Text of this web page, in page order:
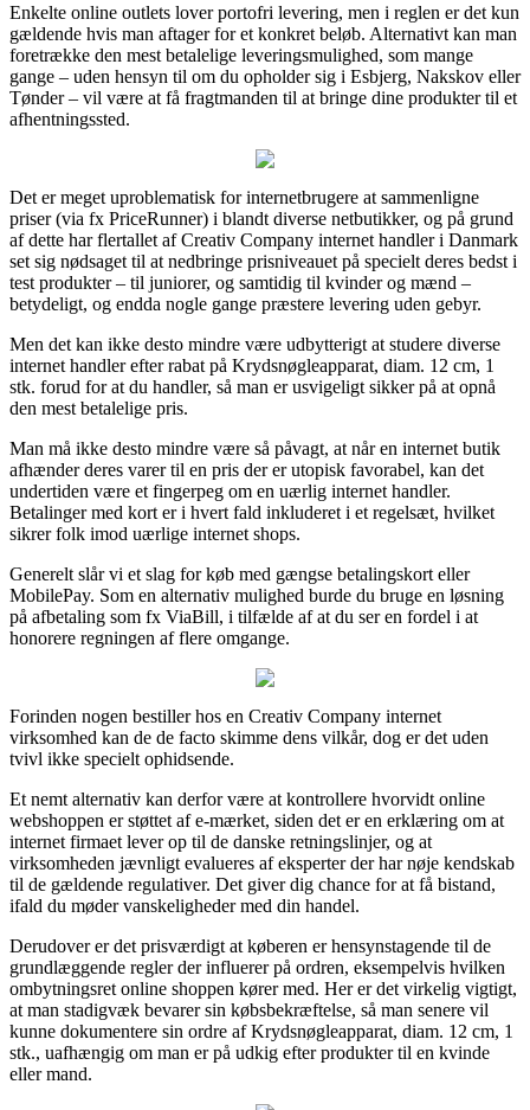
Enkelte online outlets lover portofri levering, men i reglen er det kun
gældende hvis man aftager for et konkret beløb. Alternativt kan man
foretrække den mest betalelige leveringsmulighed, som mange
gange – uden hensyn til om du opholder sig i Esbjerg, Nakskov eller
Tønder – vil være at få fragtmanden til at bringe dine produkter til et
afhentningssted.
Det er meget uproblematisk for internetbrugere at sammenligne
priser (via fx PriceRunner) i blandt diverse netbutikker, og på grund
af dette har flertallet af Creativ Company internet handler i Danmark
set sig nødsaget til at nedbringe prisniveauet på specielt deres bedst i
test produkter – til juniorer, og samtidig til kvinder og mænd –
betydeligt, og endda nogle gange præstere levering uden gebyr.
Men det kan ikke desto mindre være udbytterigt at studere diverse
internet handler efter rabat på Krydsnøgleapparat, diam. 12 cm, 1
stk. forud for at du handler, så man er usvigeligt sikker på at opnå
den mest betalelige pris.
Man må ikke desto mindre være så påvagt, at når en internet butik
afhænder deres varer til en pris der er utopisk favorabel, kan det
undertiden være et fingerpeg om en uærlig internet handler.
Betalinger med kort er i hvert fald inkluderet i et regelsæt, hvilket
sikrer folk imod uærlige internet shops.
Generelt slår vi et slag for køb med gængse betalingskort eller
MobilePay. Som en alternativ mulighed burde du bruge en løsning
på afbetaling som fx ViaBill, i tilfælde af at du ser en fordel i at
honorere regningen af flere omgange.
Forinden nogen bestiller hos en Creativ Company internet
virksomhed kan de de facto skimme dens vilkår, dog er det uden
tvivl ikke specielt ophidsende.
Et nemt alternativ kan derfor være at kontrollere hvorvidt online
webshoppen er støttet af e-mærket, siden det er en erklæring om at
internet firmaet lever op til de danske retningslinjer, og at
virksomheden jævnligt evalueres af eksperter der har nøje kendskab
til de gældende regulativer. Det giver dig chance for at få bistand,
ifald du møder vanskeligheder med din handel.
Derudover er det prisværdigt at køberen er hensynstagende til de
grundlæggende regler der influerer på ordren, eksempelvis hvilken
ombytningsret online shoppen kører med. Her er det virkelig vigtigt,
at man stadigvæk bevarer sin købsbekræftelse, så man senere vil
kunne dokumentere sin ordre af Krydsnøgleapparat, diam. 12 cm, 1
stk., uafhængig om man er på udkig efter produkter til en kvinde
eller mand.